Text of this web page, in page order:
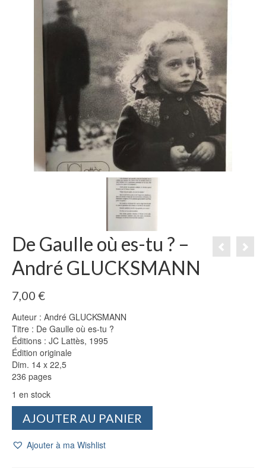
De Gaulle où es-tu ? –
André GLUCKSMANN
7,00 €
Auteur : André GLUCKSMANN
Titre : De Gaulle où es-tu ?
Éditions : JC Lattès, 1995
Édition originale
Dim. 14 x 22,5
236 pages
1 en stock
Gaulle
AJOUTER AU PANIER
Ajouter à ma Wishlist